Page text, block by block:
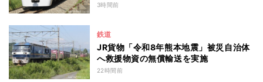
3時間前
鉄道
JR貨物「令和8年熊本地震」被災自治体
へ救援物資の無償輸送を実施
22時間前